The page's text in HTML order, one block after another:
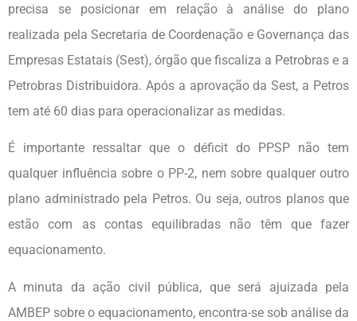
precisa se posicionar em relação à análise do plano
realizada pela Secretaria de Coordenação e Governança das
Empresas Estatais (Sest), órgão que fiscaliza a Petrobras e a
Petrobras Distribuidora. Após a aprovação da Sest, a Petros
tem até 60 dias para operacionalizar as medidas.
É importante ressaltar que o déficit do PPSP não tem
qualquer influência sobre o PP-2, nem sobre qualquer outro
plano administrado pela Petros. Ou seja, outros planos que
estão com as contas equilibradas não têm que fazer
equacionamento.
A minuta da ação civil pública, que será ajuizada pela
AMBEP sobre o equacionamento, encontra-se sob análise da